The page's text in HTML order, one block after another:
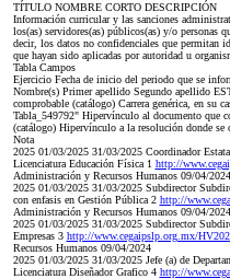
TÍTULO NOMBRE CORTO DESCRIPCIÓN
Información curricular y las sanciones
los(as) servidores(as) públicos(as) y/o personas
decir, los datos no confidenciales que permitan
que hayan sido aplicadas por autoridad u
Tabla Campos
Ejercicio Fecha de inicio del periodo que se
Nombre(s) Primer apellido Segundo apellido
comprobable (catálogo) Carrera genérica, en su
Tabla_549792" Hipervínculo al documento que
(catálogo) Hipervínculo a la resolución donde se
Nota
2025 01/03/2025 31/03/2025 Coordinador
Licenciatura Educación Física 1 http://
Administración y Recursos Humanos 09/04/2024
2025 01/03/2025 31/03/2025 Subdirector
con enfasis en Gestión Pública 2 http://
Administración y Recursos Humanos 09/04/2024
2025 01/03/2025 31/03/2025 Subdirector
Empresas 3 http://www.cegaipslp.org.mx/
Recursos Humanos 09/04/2024
2025 01/03/2025 31/03/2025 Jefe (a) de
Licenciatura Diseñador Grafico 4 http://